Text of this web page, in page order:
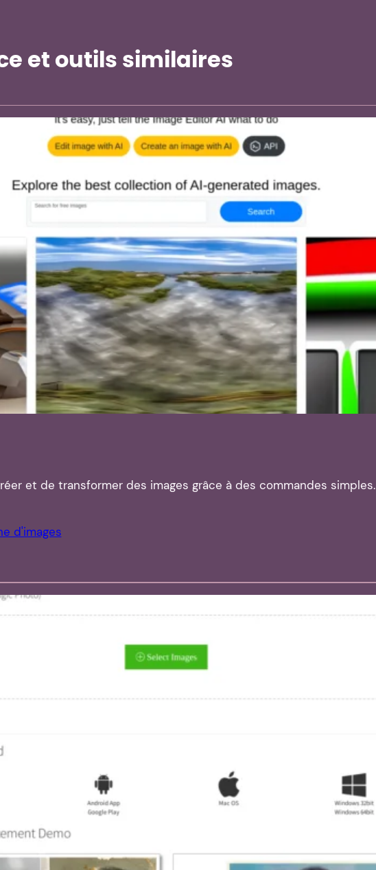
et outils similaires
et de transformer des images grâce à des commandes simples.
d'images